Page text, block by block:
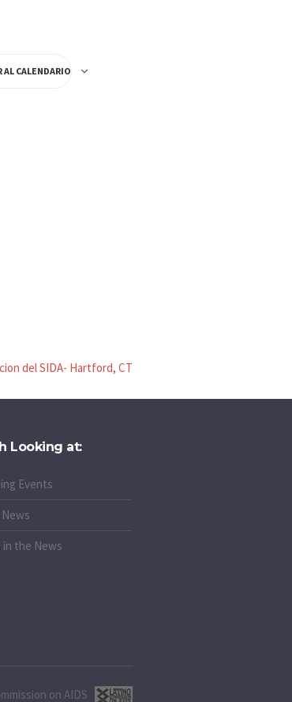
AL CALENDARIO
del SIDA- Hartford, CT
Looking at:
Events
in the News
on AIDS